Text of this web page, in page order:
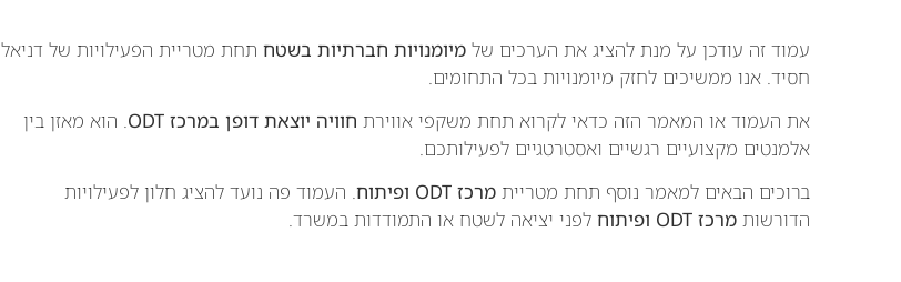
עמוד זה עודכן על מנת להציג את הערכים של מיומנויות חברתיות בשטח תחת מטריית הפעילויות של דניאל
חסיד. אנו ממשיכים לחזק מיומנויות בכל התחומים.
את העמוד או המאמר הזה כדאי לקרוא תחת משקפי אווירת חוויה יוצאת דופן במרכז ODT
. הוא מאזן בין
אלמנטים מקצועיים רגשיים ואסטרטגיים לפעילותכם.
ברוכים הבאים למאמר נוסף תחת מטריית מרכז ODT ופיתוח
. העמוד פה נועד להציג חלון לפעילויות
הדורשות מרכז ODT ופיתוח לפני יציאה לשטח או התמודדות במשרד.